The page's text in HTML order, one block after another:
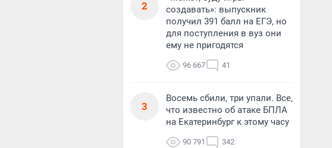
2
создавать»: выпускник
получил 391 балл на ЕГЭ, но
для поступления в вуз они
ему не пригодятся
96 667 41
3
Восемь сбили, три упали. Все,
что известно об атаке БПЛА
на Екатеринбург к этому часу
90 791 342